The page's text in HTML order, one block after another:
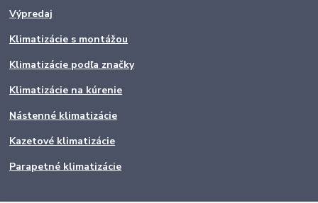
Výpredaj
Klimatizácie s montážou
Klimatizácie podľa značky
Klimatizácie na kúrenie
Nástenné klimatizácie
Kazetové klimatizácie
Parapetné klimatizácie